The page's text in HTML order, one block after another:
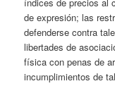
de expresión; las
defenderse contra
libertades de
física con penas de
incumplimientos de